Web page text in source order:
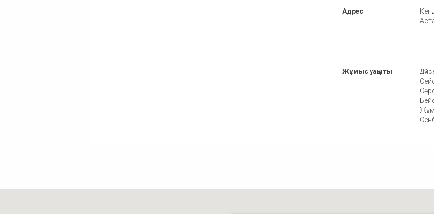
Адрес
Жұмыс уақыты